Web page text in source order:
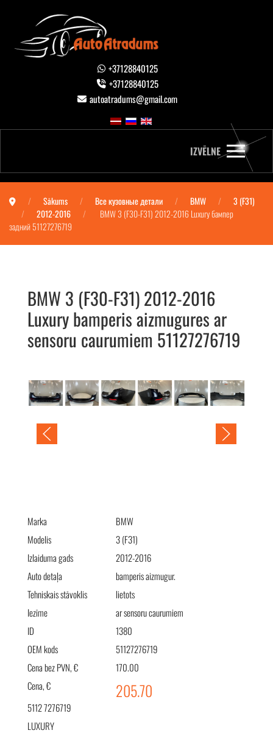
+37128840125
+37128840125
autoatradums@gmail.com
IZVĒLNE
Sākums Все кузовные детали BMW
3 (F31)
2012-2016
BMW 3 (F30-F31) 2012-2016 Luxury бампер
задний 51127276719
BMW 3 (F30-F31) 2012-2016
Luxury bamperis aizmugures ar
sensoru caurumiem 51127276719
BMW 3 (F30-F31) 2012-2016 Luxury бампер задний
Marka
BMW
Modelis
3 (F31)
Izlaiduma gads
2012-2016
Auto detaļa
bamperis aizmugur.
Tehniskais stāvoklis
lietots
Iezīme
ar sensoru caurumiem
ID
1380
OEM kods
51127276719
Cena bez PVN, €
170.00
Cena, €
205.70
5112 7276719
LUXURY